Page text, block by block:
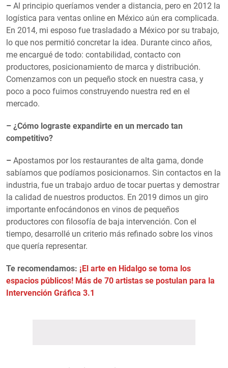
– Al principio queríamos vender a distancia, pero en 2012 la
logística para ventas online en México aún era complicada.
En 2014, mi esposo fue trasladado a México por su trabajo,
lo que nos permitió concretar la idea. Durante cinco años,
me encargué de todo: contabilidad, contacto con
productores, posicionamiento de marca y distribución.
Comenzamos con un pequeño stock en nuestra casa, y
poco a poco fuimos construyendo nuestra red en el
mercado.
– ¿Cómo lograste expandirte en un mercado tan
competitivo?
– Apostamos por los restaurantes de alta gama, donde
sabíamos que podíamos posicionarnos. Sin contactos en la
industria, fue un trabajo arduo de tocar puertas y demostrar
la calidad de nuestros productos. En 2019 dimos un giro
importante enfocándonos en vinos de pequeños
productores con filosofía de baja intervención. Con el
tiempo, desarrollé un criterio más refinado sobre los vinos
que quería representar.
Te recomendamos: ¡El arte en Hidalgo se toma los
espacios públicos! Más de 70 artistas se postulan para la
Intervención Gráfica 3.1